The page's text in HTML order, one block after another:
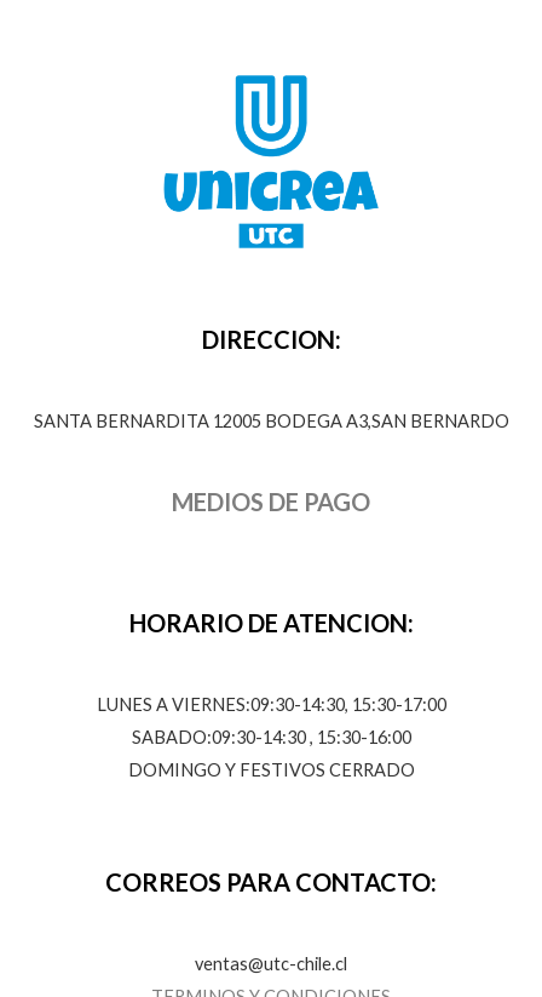
DIRECCION:
SANTA BERNARDITA 12005 BODEGA A3,SAN BERNARDO
MEDIOS DE PAGO
HORARIO DE ATENCION:
LUNES A VIERNES:09:30-14:30, 15:30-17:00
SABADO:09:30-14:30 , 15:30-16:00
DOMINGO Y FESTIVOS CERRADO
CORREOS PARA CONTACTO:
ventas@utc-chile.cl